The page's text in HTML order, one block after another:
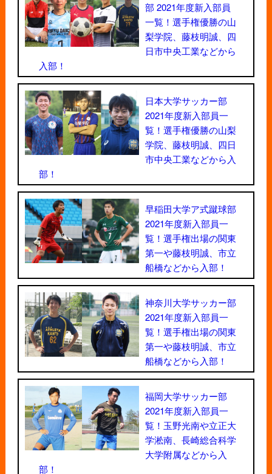
部 2021年度新入部員
一覧！選手権優勝の山
梨学院、藤枝明誠、四
日市中央工業などから
入部！
日本大学サッカー部
2021年度新入部員一
覧！選手権優勝の山梨
学院、藤枝明誠、四日
市中央工業などから入
部！
早稲田大学ア式蹴球部
2021年度新入部員一
覧！選手権出場の関東
第一や藤枝明誠、市立
船橋などから入部！
神奈川大学サッカー部
2021年度新入部員一
覧！選手権出場の関東
第一や藤枝明誠、市立
船橋などから入部！
福岡大学サッカー部
2021年度新入部員一
覧！玉野光南や立正大
学淞南、長崎総合科学
大学附属などから入
部！